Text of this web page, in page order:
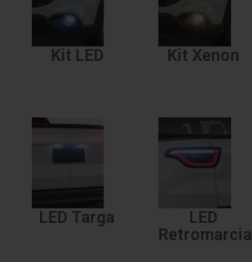
Kit LED Kit Xenon
LED Targa
LED
Retromarcia